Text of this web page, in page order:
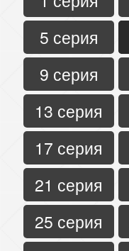
5 серия
9 серия
13 серия
17 серия
21 серия
25 серия